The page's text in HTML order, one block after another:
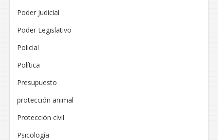
Poder Judicial
Poder Legislativo
Policial
Política
Presupuesto
protección animal
Protección civil
Psicología